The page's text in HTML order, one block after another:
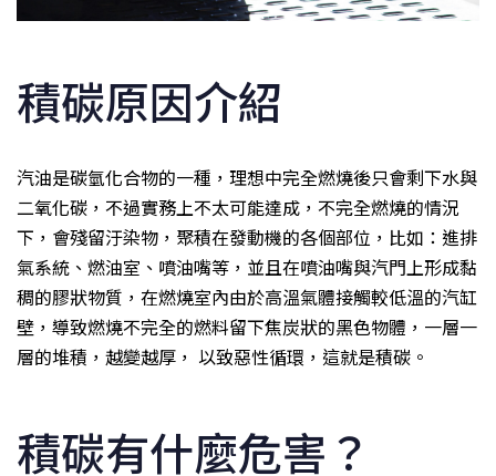
積碳原因介紹
汽油是碳氫化合物的一種，理想中完全燃燒後只會剩下水與
二氧化碳，不過實務上不太可能達成，不完全燃燒的情況
下，會殘留汙染物，聚積在發動機的各個部位，比如：進排
氣系統、燃油室、噴油嘴等，並且在噴油嘴與汽門上形成黏
稠的膠狀物質，在燃燒室內由於高溫氣體接觸較低溫的汽缸
壁，導致燃燒不完全的燃料留下焦炭狀的黑色物體，一層一
層的堆積，越變越厚， 以致惡性循環，這就是積碳。
積碳有什麼危害？